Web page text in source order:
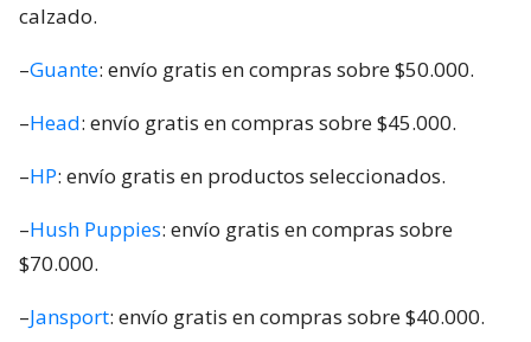
calzado.
–Guante: envío gratis en compras sobre $50.000.
–Head: envío gratis en compras sobre $45.000.
–HP: envío gratis en productos seleccionados.
–Hush Puppies: envío gratis en compras sobre
$70.000.
–Jansport: envío gratis en compras sobre $40.000.